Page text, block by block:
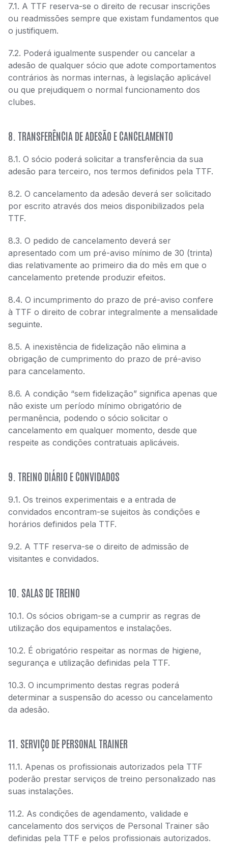
7.1. A TTF reserva-se o direito de recusar inscrições
ou readmissões sempre que existam fundamentos que
o justifiquem.
7.2. Poderá igualmente suspender ou cancelar a
adesão de qualquer sócio que adote comportamentos
contrários às normas internas, à legislação aplicável
ou que prejudiquem o normal funcionamento dos
clubes.
8. TRANSFERÊNCIA DE ADESÃO E CANCELAMENTO
8.1. O sócio poderá solicitar a transferência da sua
adesão para terceiro, nos termos definidos pela TTF.
8.2. O cancelamento da adesão deverá ser solicitado
por escrito através dos meios disponibilizados pela
TTF.
8.3. O pedido de cancelamento deverá ser
apresentado com um pré-aviso mínimo de 30 (trinta)
dias relativamente ao primeiro dia do mês em que o
cancelamento pretende produzir efeitos.
8.4. O incumprimento do prazo de pré-aviso confere
à TTF o direito de cobrar integralmente a mensalidade
seguinte.
8.5. A inexistência de fidelização não elimina a
obrigação de cumprimento do prazo de pré-aviso
para cancelamento.
8.6. A condição “sem fidelização” significa apenas que
não existe um período mínimo obrigatório de
permanência, podendo o sócio solicitar o
cancelamento em qualquer momento, desde que
respeite as condições contratuais aplicáveis.
9. TREINO DIÁRIO E CONVIDADOS
9.1. Os treinos experimentais e a entrada de
convidados encontram-se sujeitos às condições e
horários definidos pela TTF.
9.2. A TTF reserva-se o direito de admissão de
visitantes e convidados.
10. SALAS DE TREINO
10.1. Os sócios obrigam-se a cumprir as regras de
utilização dos equipamentos e instalações.
10.2. É obrigatório respeitar as normas de higiene,
segurança e utilização definidas pela TTF.
10.3. O incumprimento destas regras poderá
determinar a suspensão do acesso ou cancelamento
da adesão.
11. SERVIÇO DE PERSONAL TRAINER
11.1. Apenas os profissionais autorizados pela TTF
poderão prestar serviços de treino personalizado nas
suas instalações.
11.2. As condições de agendamento, validade e
cancelamento dos serviços de Personal Trainer são
definidas pela TTF e pelos profissionais autorizados.